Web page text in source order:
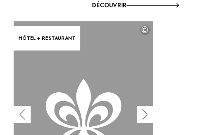
DÉCOUVRIR
HÔTEL + RESTAURANT
©